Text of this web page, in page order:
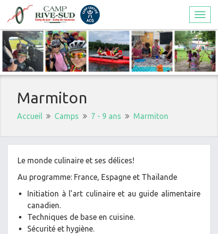
Marmiton
Accueil Camps 7 - 9 ans Marmiton
Le monde culinaire et ses délices!
Au programme: France, Espagne et Thaïlande
Initiation à l’art culinaire et au guide alimentaire
canadien.
Techniques de base en cuisine.
Sécurité et hygiène.